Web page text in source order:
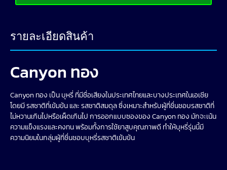
รายละเอียดสินค้า
Canyon ทอง
Canyon ทอง เป็น บุหรี่ ที่มีชื่อเสียงในประเทศไทยและบางประเทศในเอเชีย
โดยมี รสชาติที่เข้มข้น และ รสชาติสมดุล ซึ่งเหมาะสำหรับผู้ที่ชื่นชอบรสชาติที่
ไม่หวานเกินไปหรือเผ็ดเกินไป การออกแบบซองของ Canyon ทอง มักจะเน้น
ความแข็งแรงและคงทน พร้อมทั้งการใช้ยาสูบคุณภาพดี ทำให้บุหรี่รุ่นนี้มี
ความนิยมในกลุ่มผู้ที่ชื่นชอบบุหรี่รสชาติเข้มข้น